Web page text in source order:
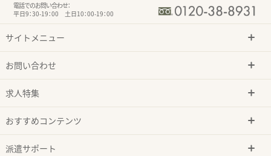
電話でのお問い合わせ：
平日9：30-19：00 土日10：00-19：00
サイトメニュー
お問い合わせ
求人特集
おすすめコンテンツ
派遣サポート